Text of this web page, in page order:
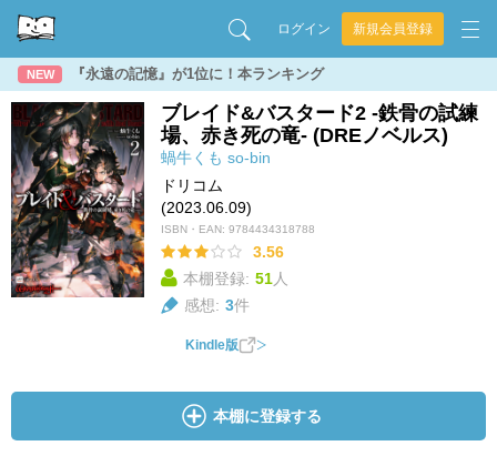
ログイン 新規会員登録
NEW 『永遠の記憶』が1位に！本ランキング
ブレイド&バスタード2 -鉄骨の試練
場、赤き死の竜- (DREノベルス)
蝸牛くも so-bin
ドリコム
(2023.06.09)
ISBN・EAN: 9784434318788
3.56
本棚登録: 51人
感想: 3件
Kindle版
本棚に登録する